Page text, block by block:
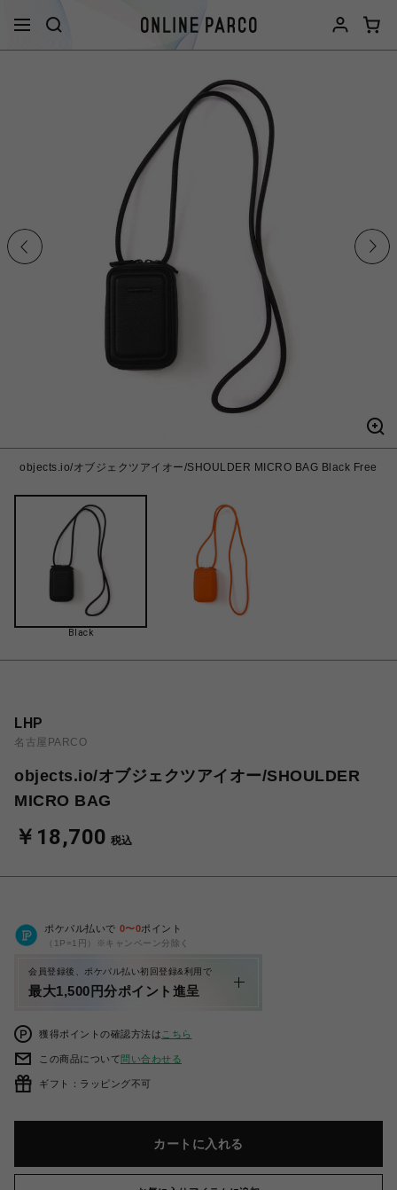
objects.io/オブジェクツアイオー/SHOULDER MICRO BAG Black Free
Black
LHP
名古屋PARCO
objects.io/オブジェクツアイオー/SHOULDER
MICRO BAG
￥18,700 税込
ポケパル払いで 0〜0ポイント
（1P=1円）※キャンペーン分除く
会員登録後、ポケパル払い初回登録&利用で
最大1,500円分ポイント進呈
獲得ポイントの確認方法は こちら
この商品について問い合わせる
ギフト：ラッピング不可
カートに入れる